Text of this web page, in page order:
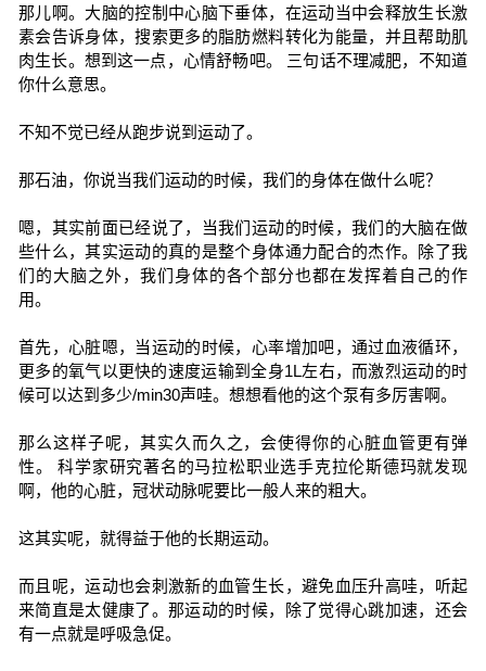
那儿啊。大脑的控制中心脑下垂体，在运动当中会释放生长激
素会告诉身体，搜索更多的脂肪燃料转化为能量，并且帮助肌
肉生长。想到这一点，心情舒畅吧。 三句话不理减肥，不知道
你什么意思。
不知不觉已经从跑步说到运动了。
那石油，你说当我们运动的时候，我们的身体在做什么呢？
嗯，其实前面已经说了，当我们运动的时候，我们的大脑在做
些什么，其实运动的真的是整个身体通力配合的杰作。除了我
们的大脑之外，我们身体的各个部分也都在发挥着自己的作
用。
首先，心脏嗯，当运动的时候，心率增加吧，通过血液循环，
更多的氧气以更快的速度运输到全身1L左右，而激烈运动的时
候可以达到多少/min30声哇。想想看他的这个泵有多厉害啊。
那么这样子呢，其实久而久之，会使得你的心脏血管更有弹
性。 科学家研究著名的马拉松职业选手克拉伦斯德玛就发现
啊，他的心脏，冠状动脉呢要比一般人来的粗大。
这其实呢，就得益于他的长期运动。
而且呢，运动也会刺激新的血管生长，避免血压升高哇，听起
来简直是太健康了。那运动的时候，除了觉得心跳加速，还会
有一点就是呼吸急促。